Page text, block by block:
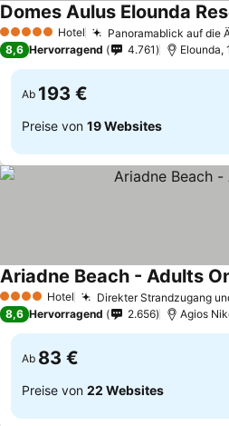
5 Sterne Hotel Panoramablick auf die
8,6 Hervorragend 4.761 Elounda,
Ab 193 €
Preise von 19 Websites
4 Sterne Hotel Direkter Strandzugang
Ariadne Beach - Adults
8,6 Hervorragend 2.656 Agios
Ab 83 €
Preise von 22 Websites